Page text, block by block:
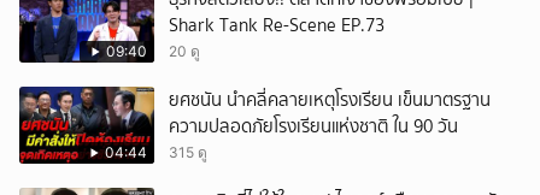
09:40
Shark Tank Re-Scene EP.73
20 ดู
04:44
ยศชนัน นำคลี่คลายเหตุโรงเรียน เข็นมาตรฐาน
ความปลอดภัยโรงเรียนแห่งชาติ ใน 90 วัน
315 ดู